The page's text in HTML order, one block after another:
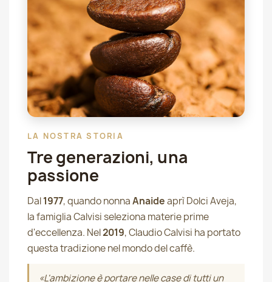
LA NOSTRA STORIA
Tre generazioni, una
passione
Dal1977, quando nonnaAnaideaprì Dolci Aveja,
la famiglia Calvisi seleziona materie prime
d'eccellenza. Nel2019, Claudio Calvisi ha portato
questa tradizione nel mondo del caffè.
«L'ambizione è portare nelle case di tutti un